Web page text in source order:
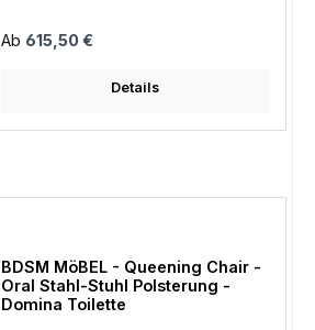
Regulärer Preis:
Ab 615,50 €
Details
BDSM MöBEL - Queening Chair -
Oral Stahl-Stuhl Polsterung -
Domina Toilette